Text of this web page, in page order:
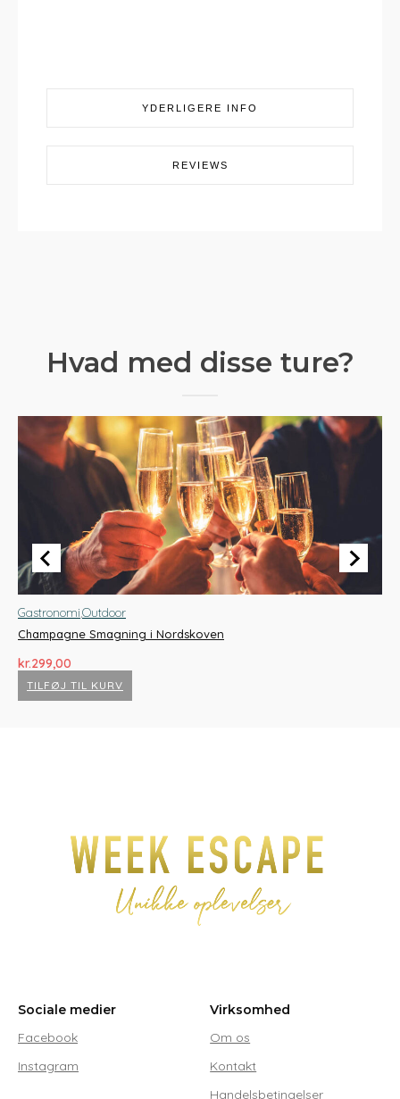
YDERLIGERE INFO
REVIEWS
Hvad med disse ture?
TILFØJ TIL KURV
GastronomiOutdoor
Champagne Smagning i Nordskoven
kr.299,00
Sociale medier
Facebook
Instagram
Virksomhed
Om os
Kontakt
Handelsbetingelser